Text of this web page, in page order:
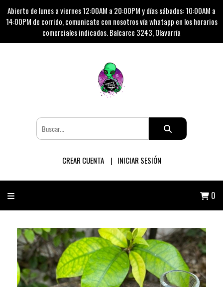
Abierto de lunes a viernes 12:00AM a 20:00PM y días sábados: 10:00AM a
14:00PM de corrido, comunicate con nosotros vía whatapp en los horarios
comerciales indicados. Balcarce 3243, Olavarría
CREAR CUENTA INICIAR SESIÓN
0